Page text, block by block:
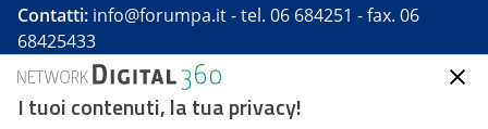
Contatti: info@forumpa.it- tel. 06 684251 - fax. 06
68425433
Forumpa.itè una pubblicazione telematica iscritta
I tuoi contenuti, la tua privacy!